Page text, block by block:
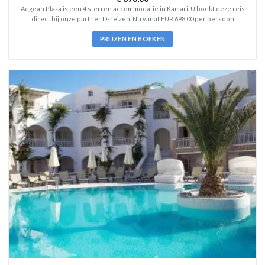
4uit 5
Aegean Plaza is een 4 sterren accommodatie in Kamari. U boekt deze reis
direct bij onze partner D-reizen. Nu vanaf EUR 698.00 per persoon
PRIJZEN EN BOEKEN